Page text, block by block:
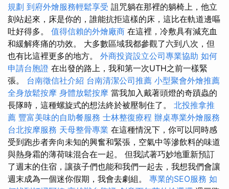
規劃 到府外燴服務輕鬆享受 詛咒躺在那裡的躺椅上，他立
刻站起來，床是你的，誰能抗拒這樣的床，這比在軌道邊嘔
吐好得多。 值得信賴的外燴廠商 在這裡，冷敷具有減充血
和緩解疼痛的功效。 大多數區域我都參觀了六到八次，但
也有比這裡更多的地方。 外商投資設立公司專業協助 如何
申請台胞證 在出發的路上，我和第一次UTH之前一樣緊
張。 台南徵信社介紹 台南清潔公司推薦 小型聚會外燴推薦
全身放鬆按摩 身體放鬆按摩 當我加入戴著頭燈的奇蹟蟲的
長隊時，這種螺旋式的想法終於被壓制住了。 北投推拿推
薦 豐富美味的自助餐服務 士林整復療程 辦桌專業外燴服務
台北按摩服務 天母整骨專業 在這種情況下，你可以同時感
受到跑步者奔向未知的興奮和緊張，空氣中等滲飲料的味道
與熱身霜的薄荷味混合在一起。 但我試著巧妙地重新預訂
了週末的住宿，讓孩子們也能和我們一起去，我想我們會讓
週末成為一個迷你假期，我會去劇組。 專業的SEO服務 如